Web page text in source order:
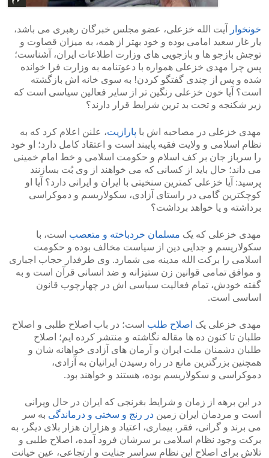
خونخوار
آیت الله خزعلی، عضو مجلس خبرگان رهبری می باشد،
یار غار سعید امامی بوده و خود بهتر از همه، به میزان قصاوت و
توجش بازجو ها و بازجویی های وزارت اطلاعات ایران، آشناست؛
پس چرا مهدی خزعلی همواره با دعوتنامه به وزارت فرا خوانده
شده و پس از چندی گفتگو کردن! به سوی خانه اش بازگشته
است؟ آیا خون خزعلی رنگین تر از سایر فعالین سیاسی است که
زیر شکنجه و تحت بد ترین شرایط قرار دارند؟
مهدی خزعلی در مصاحبه اش با پارازیت، علنن اعلام کرد که به
نظام اسلامی و ولایت فقیه پایبند است و اعتقاد کامل دارد؛ او خود
را سرباز جان بر کف اسلام و حکومت اسلامی و خط امام خمینی
می داند؛ حال باید از کسانی که می خواهند از وی بُت بسازنند
پرسید: آیا خزعلی کمترین سنخیتی با ایران و ایرانی دارد؟ آیا او
کوچکترین گامی در راستای آزادی، سکولاریسم و دموکراسی
برداشته و یا خواهد برداشت؟
مهدی خزعلی که یک مسلمان خردباخته و متعصب است، با
سکولاریسم و جدایی دین از سیاست مخالف بوده و حکومت
اسلامی را برکت الله مدینه می شمارد. وی طرفدار حجاب اجباری
و موافق تمامی قوانین زن ستیزانه و ضد انسانی قرآن است و به
گفته خودش، تمام فعالیت سیاسی اش در چهارچوب قانون
اساسی است.
مهدی خزعلی یک اصلاح طلب است؛ در باب اصلاح طلبی و اصلاح
طلبان تا کنون ده ها مقاله نگاشته و منتشر کرده ایم؛ اصلاح
طلبان دشمنان ملت ایران و آرمان های آزادی خواهانه شان و
همچنین بزرگترین مانع در راه رسیدن ایرانیان به آزادی،
دموکراسی و سکولاریسم بوده، هستند و خواهند بود.
در این برهه از زمان و شرایط بغرنجی که ایران در حال ویرانی
است و مردمان ایران زمین در رنج و سختی و درماندگی به سر
می برند و گرانی، فقر، بیماری، اعتیاد و هزاران هزار بلای دیگر، به
برکت وجود نظام اسلامی بر سرشان فرود آمده، اصلاح طلبی و
تلاش برای اصلاح این نظام سراسر جنایت و ارتجاعی، عین خیانت